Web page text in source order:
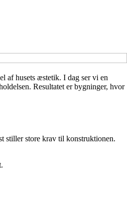
af husets æstetik. I dag ser vi en
Resultatet er bygninger, hvor
stiller store krav til konstruktionen.